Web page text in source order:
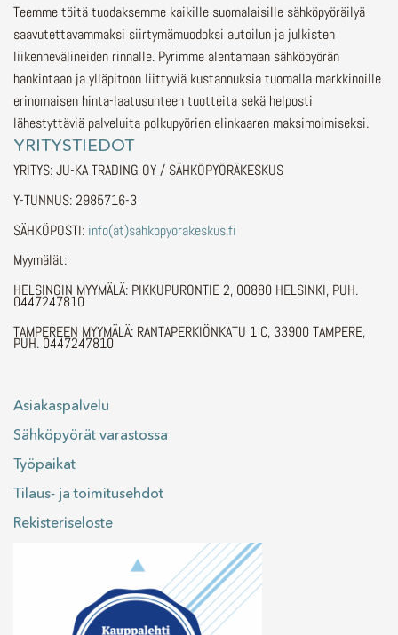
Teemme töitä tuodaksemme kaikille suomalaisille sähköpyöräilyä
saavutettavammaksi siirtymämuodoksi autoilun ja julkisten
liikennevälineiden rinnalle. Pyrimme alentamaan sähköpyörän
hankintaan ja ylläpitoon liittyviä kustannuksia tuomalla markkinoille
erinomaisen hinta-laatusuhteen tuotteita sekä helposti
lähestyttäviä palveluita polkupyörien elinkaaren maksimoimiseksi.
YRITYSTIEDOT
YRITYS: JU-KA TRADING OY / SÄHKÖPYÖRÄKESKUS
Y-TUNNUS: 2985716-3
SÄHKÖPOSTI: info(at)sahkopyorakeskus.fi
Myymälät:
HELSINGIN MYYMÄLÄ: PIKKUPURONTIE 2, 00880 HELSINKI, PUH.
0447247810
TAMPEREEN MYYMÄLÄ: RANTAPERKIÖNKATU 1 C, 33900 TAMPERE,
PUH. 0447247810
Asiakaspalvelu
Sähköpyörät varastossa
Työpaikat
Tilaus- ja toimitusehdot
Rekisteriseloste